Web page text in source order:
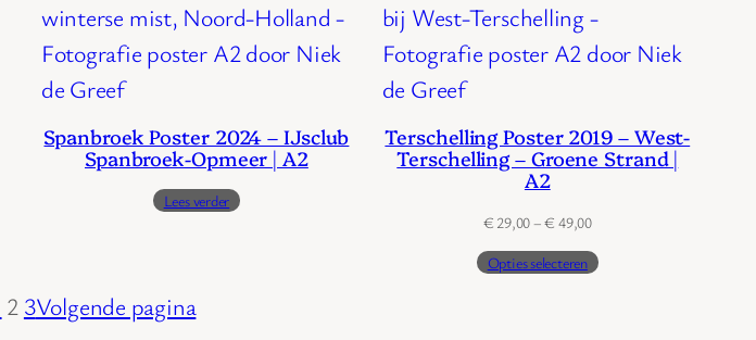
Spanbroek Poster 2024 – IJsclub
Spanbroek-Opmeer | A2
Lees verder
Terschelling Poster 2019 – West-
Terschelling – Groene Strand |
A2
€ 29,00–€ 49,00Prijsklasse:
tot
Opties selecteren
2 3Volgende pagina